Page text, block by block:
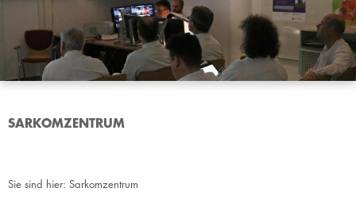
SARKOMZENTRUM
Sie sind hier: Sarkomzentrum